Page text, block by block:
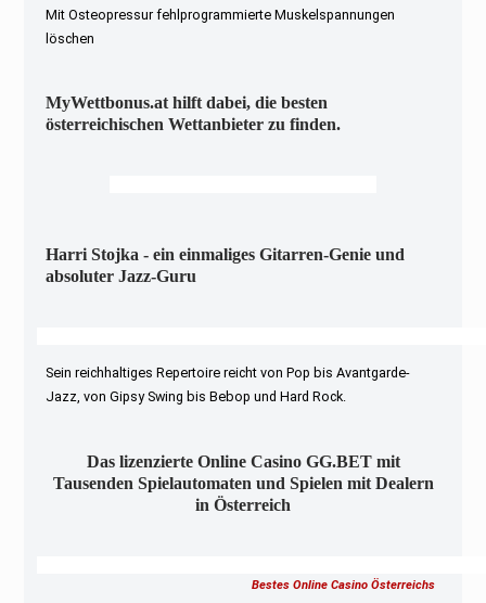
Mit Osteopressur fehlprogrammierte Muskelspannungen
löschen
MyWettbonus.at hilft dabei, die besten
österreichischen Wettanbieter zu finden.
Harri Stojka - ein einmaliges Gitarren-Genie und
absoluter Jazz-Guru
Sein reichhaltiges Repertoire reicht von Pop bis Avantgarde-
Jazz, von Gipsy Swing bis Bebop und Hard Rock.
Das lizenzierte Online Casino GG.BET mit
Tausenden Spielautomaten und Spielen mit Dealern
in Österreich
Bestes Online Casino Österreichs